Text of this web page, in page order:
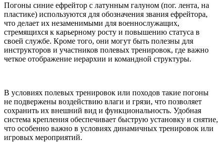
Погоны синие ефрейтор с латунным галуном (пог. лента, на
пластике) используются для обозначения звания ефрейтора,
что делает их незаменимыми для военнослужащих,
стремящихся к карьерному росту и повышению статуса в
своей службе. Кроме того, они могут быть полезны для
инструкторов и участников полевых тренировок, где важно
четкое отображение иерархии и командной структуры.
В условиях полевых тренировок или походов такие погоны
не подвержены воздействию влаги и грязи, что позволяет
сохранить их внешний вид и функциональность. Удобная
система крепления обеспечивает быструю установку и снятие,
что особенно важно в условиях динамичных тренировок или
игровых мероприятий.